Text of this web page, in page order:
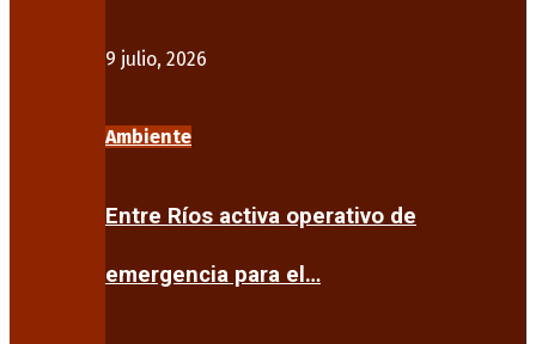
9 julio, 2026
Ambiente
Entre Ríos activa operativo de
emergencia para el…